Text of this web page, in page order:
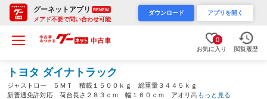
グーネットアプリ RENEW
メアド不要で問い合わせ可能
ダウンロード アプリを開く
0
お気に入り 閲覧履歴
トヨタ ダイナトラック
ジャストロー ５ＭＴ 積載１５００ｋｇ 総重量３４４５ｋｇ
新普通免許対応 荷台長さ２８３ｃｍ 幅１６０ｃｍ アオリ高さもっと見る